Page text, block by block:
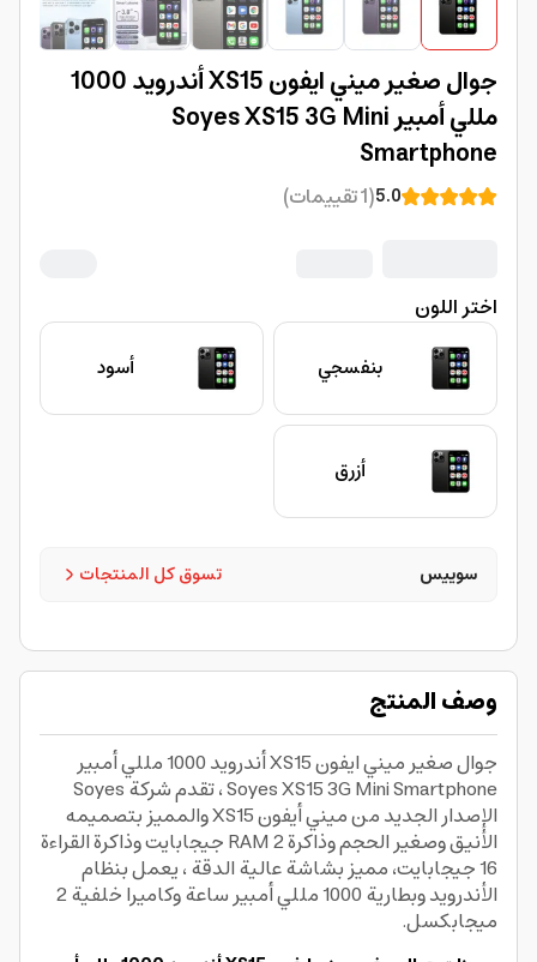
جوال صغير ميني ايفون XS15 أندرويد 1000
مللي أمبير Soyes XS15 3G Mini
Smartphone
5.0
(
1تقييمات)
اختر اللون
بنفسجي أسود
أزرق
تسوق كل المنتجات سوييس
وصف المنتج
جوال صغير ميني ايفون XS15 أندرويد 1000 مللي أمبير
Soyes XS15 3G Mini Smartphone ، تقدم شركة Soyes
الإصدار الجديد من ميني أيفون XS15 والمميز بتصميمه
الأنيق وصغير الحجم وذاكرة RAM 2 جيجابايت وذاكرة القراءة
16 جيجابايت، مميز بشاشة عالية الدقة ، يعمل بنظام
الأندرويد وبطارية 1000 مللي أمبير ساعة وكاميرا خلفية 2
ميجابكسل.